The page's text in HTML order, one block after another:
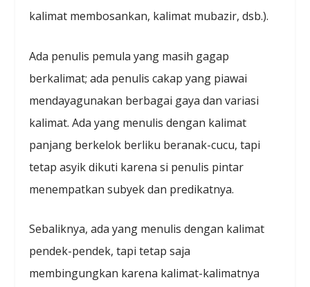
kalimat membosankan, kalimat mubazir, dsb.).
Ada penulis pemula yang masih gagap
berkalimat; ada penulis cakap yang piawai
mendayagunakan berbagai gaya dan variasi
kalimat. Ada yang menulis dengan kalimat
panjang berkelok berliku beranak-cucu, tapi
tetap asyik dikuti karena si penulis pintar
menempatkan subyek dan predikatnya.
Sebaliknya, ada yang menulis dengan kalimat
pendek-pendek, tapi tetap saja
membingungkan karena kalimat-kalimatnya